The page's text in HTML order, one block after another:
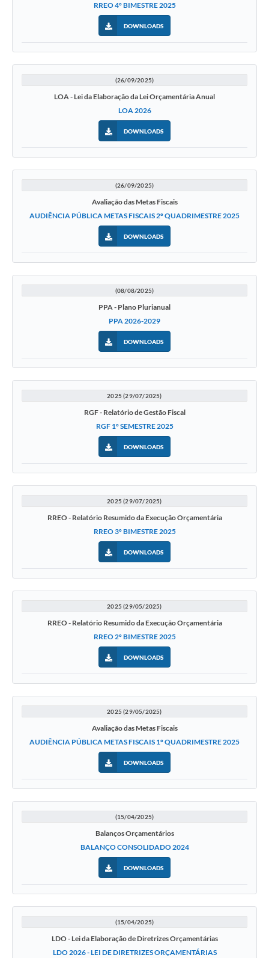
RREO 4º BIMESTRE 2025
DOWNLOADS
(26/09/2025)
LOA - Lei da Elaboração da Lei Orçamentária Anual
LOA 2026
DOWNLOADS
(26/09/2025)
Avaliação das Metas Fiscais
AUDIÊNCIA PÚBLICA METAS FISCAIS 2º QUADRIMESTRE 2025
DOWNLOADS
(08/08/2025)
PPA - Plano Plurianual
PPA 2026-2029
DOWNLOADS
2025 (29/07/2025)
RGF - Relatório de Gestão Fiscal
RGF 1º SEMESTRE 2025
DOWNLOADS
2025 (29/07/2025)
RREO - Relatório Resumido da Execução Orçamentária
RREO 3º BIMESTRE 2025
DOWNLOADS
2025 (29/05/2025)
RREO - Relatório Resumido da Execução Orçamentária
RREO 2º BIMESTRE 2025
DOWNLOADS
2025 (29/05/2025)
Avaliação das Metas Fiscais
AUDIÊNCIA PÚBLICA METAS FISCAIS 1º QUADRIMESTRE 2025
DOWNLOADS
(15/04/2025)
Balanços Orçamentários
BALANÇO CONSOLIDADO 2024
DOWNLOADS
(15/04/2025)
LDO - Lei da Elaboração de Diretrizes Orçamentárias
LDO 2026 - LEI DE DIRETRIZES ORÇAMENTÁRIAS